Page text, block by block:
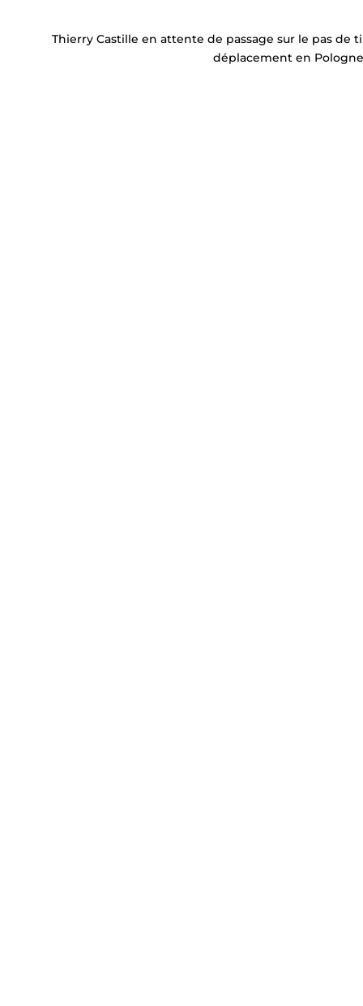
Thierry Castille en attente de passage sur le pas
déplacement en